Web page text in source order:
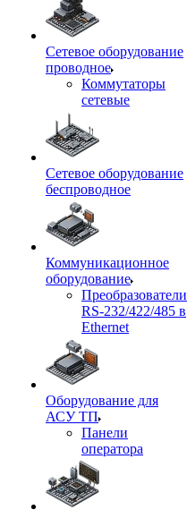
Сетевое оборудование
проводное
Коммутаторы
сетевые
Сетевое оборудование
беспроводное
Коммуникационное
оборудование
Преобразователи
RS-232/422/485 в
Ethernet
Оборудование для
АСУ ТП
Панели
оператора